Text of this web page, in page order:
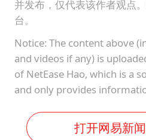
并发布，仅代表该作者观点
台。
Notice: The content above
and videos if any) is
of NetEase Hao, which is a
and only provides
打开网易新